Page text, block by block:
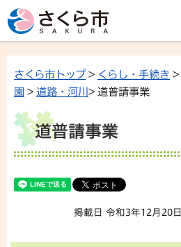
さくら市トップ> くらし・手続き >
園 > 道路・河川 > 道普請事業
道普請事業
掲載日 令和3年12月20日